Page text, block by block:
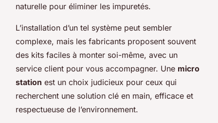
naturelle pour éliminer les impuretés.
L’installation d’un tel système peut sembler
complexe, mais les fabricants proposent souvent
des kits faciles à monter soi-même, avec un
service client pour vous accompagner. Une micro
station est un choix judicieux pour ceux qui
recherchent une solution clé en main, efficace et
respectueuse de l’environnement.